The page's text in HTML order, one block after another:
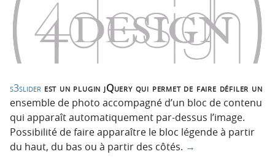
e
s3slider est un plugin jQuery qui permet de faire défiler un
ensemble de photo accompagné d’un bloc de contenu
qui apparaît automatiquement par-dessus l’image.
Possibilité de faire apparaître le bloc légende à partir
du haut, du bas ou à partir des côtés. →